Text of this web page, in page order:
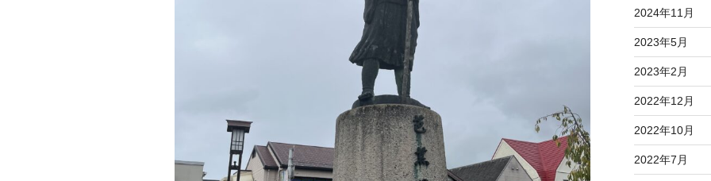
2024年11月
2023年5月
2023年2月
2022年12月
2022年10月
2022年7月